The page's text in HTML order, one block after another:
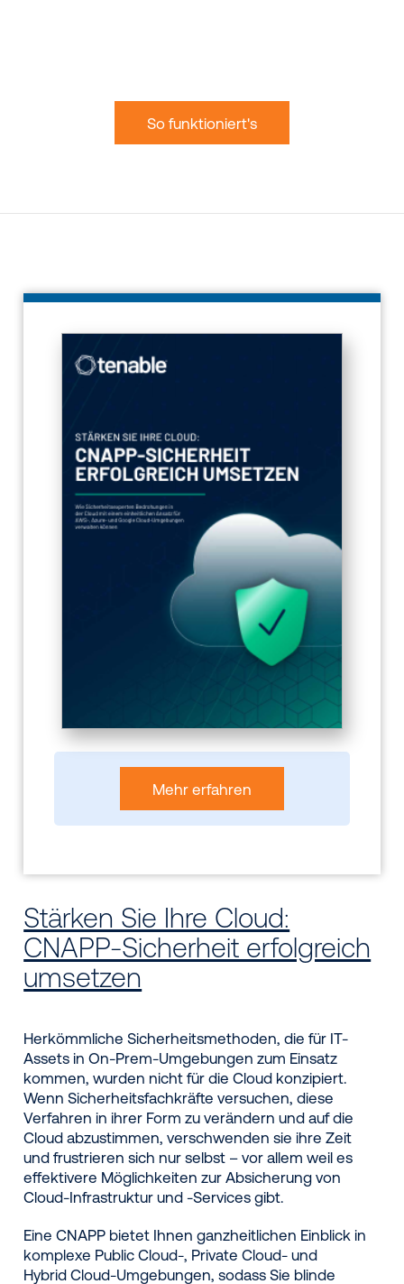
So funktioniert's
Mehr erfahren
Stärken Sie Ihre Cloud:
CNAPP-Sicherheit erfolgreich
umsetzen
Herkömmliche Sicherheitsmethoden, die für IT-
Assets in On-Prem-Umgebungen zum Einsatz
kommen, wurden nicht für die Cloud konzipiert.
Wenn Sicherheitsfachkräfte versuchen, diese
Verfahren in ihrer Form zu verändern und auf die
Cloud abzustimmen, verschwenden sie ihre Zeit
und frustrieren sich nur selbst – vor allem weil es
effektivere Möglichkeiten zur Absicherung von
Cloud-Infrastruktur und -Services gibt.
Eine CNAPP bietet Ihnen ganzheitlichen Einblick in
komplexe Public Cloud-, Private Cloud- und
Hybrid Cloud-Umgebungen, sodass Sie blinde